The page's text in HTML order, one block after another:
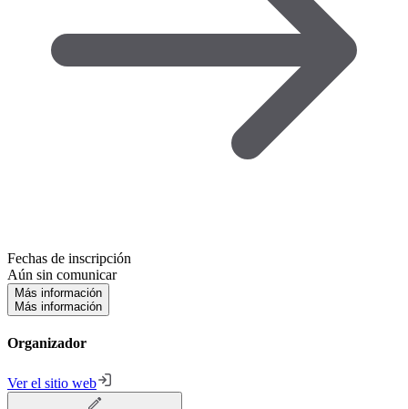
Fechas de inscripción
Aún sin comunicar
Más información
Más información
Organizador
Ver el sitio web